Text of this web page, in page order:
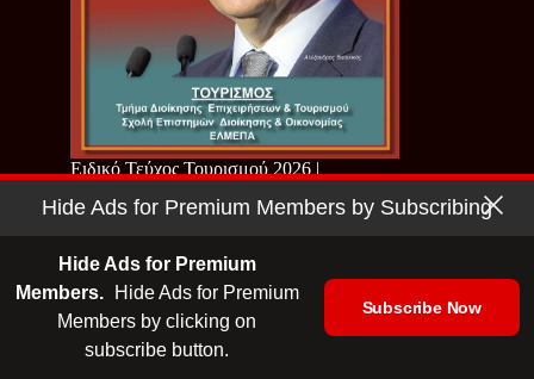
Ειδικό Τεύχος Τουρισμού 2026 |
Hide Ads for Premium Members by Subscribing
Hide Ads for Premium
Members.
Hide Ads for Premium
Members by clicking on
subscribe button.
Subscribe Now